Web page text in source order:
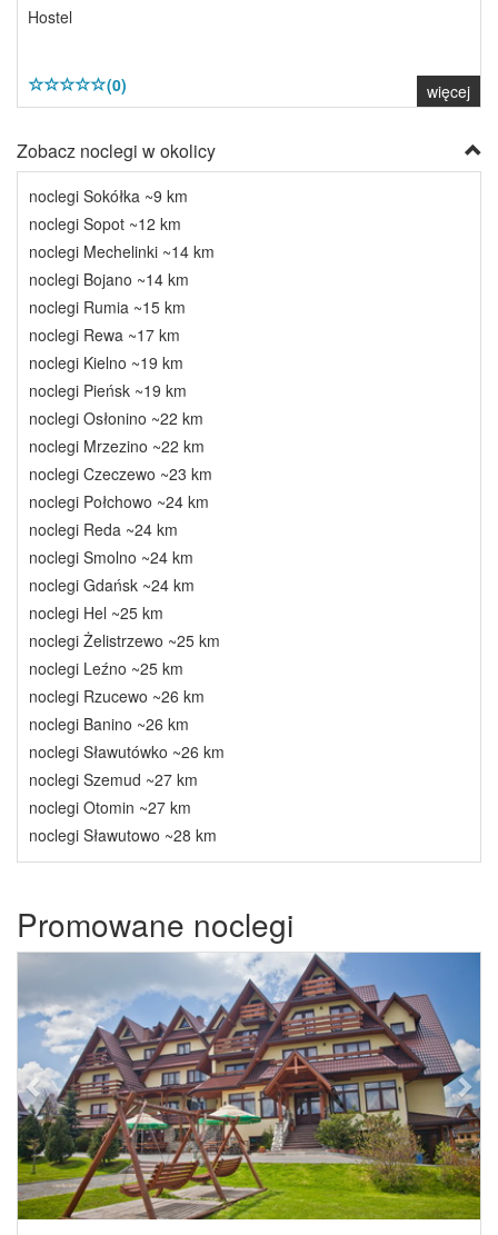
Hostel
(0) więcej
Zobacz noclegi w okolicy
noclegi Sokółka ~9 km
noclegi Sopot ~12 km
noclegi Mechelinki ~14 km
noclegi Bojano ~14 km
noclegi Rumia ~15 km
noclegi Rewa ~17 km
noclegi Kielno ~19 km
noclegi Pieńsk ~19 km
noclegi Osłonino ~22 km
noclegi Mrzezino ~22 km
noclegi Czeczewo ~23 km
noclegi Połchowo ~24 km
noclegi Reda ~24 km
noclegi Smolno ~24 km
noclegi Gdańsk ~24 km
noclegi Hel ~25 km
noclegi Żelistrzewo ~25 km
noclegi Leźno ~25 km
noclegi Rzucewo ~26 km
noclegi Banino ~26 km
noclegi Sławutówko ~26 km
noclegi Szemud ~27 km
noclegi Otomin ~27 km
noclegi Sławutowo ~28 km
Promowane noclegi